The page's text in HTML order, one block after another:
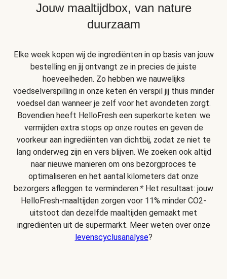
Jouw maaltijdbox, van nature
duurzaam
Elke week kopen wij de ingrediënten in op basis van jouw
bestelling en jij ontvangt ze in precies de juiste
hoeveelheden. Zo hebben we nauwelijks
voedselverspilling in onze keten én verspil jij thuis minder
voedsel dan wanneer je zelf voor het avondeten zorgt.
Bovendien heeft HelloFresh een superkorte keten: we
vermijden extra stops op onze routes en geven de
voorkeur aan ingrediënten van dichtbij, zodat ze niet te
lang onderweg zijn en vers blijven. We zoeken ook altijd
naar nieuwe manieren om ons bezorgproces te
optimaliseren en het aantal kilometers dat onze
bezorgers afleggen te verminderen.* Het resultaat: jouw
HelloFresh-maaltijden zorgen voor 11% minder CO2-
uitstoot dan dezelfde maaltijden gemaakt met
ingrediënten uit de supermarkt. Meer weten over onze
levenscyclusanalyse?